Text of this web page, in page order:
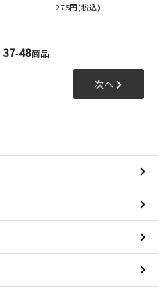
275円(税込)
37-48商品
次へ